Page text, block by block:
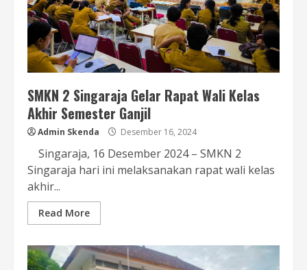
SMKN 2 Singaraja Gelar Rapat Wali Kelas
Akhir Semester Ganjil
Admin Skenda Desember 16, 2024
Singaraja, 16 Desember 2024 – SMKN 2
Singaraja hari ini melaksanakan rapat wali kelas
akhir...
Read More